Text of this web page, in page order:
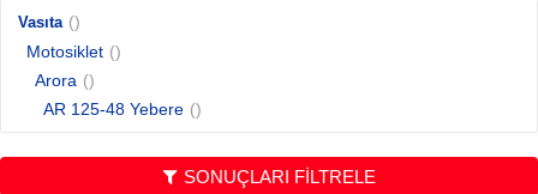
Vasıta ()
Motosiklet ()
Arora ()
AR 125-48 Yebere ()
SONUÇLARI FİLTRELE